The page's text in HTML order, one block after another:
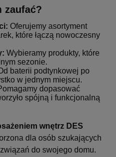
zaufać?
Oferujemy asortyment
które łączą nowoczesny
Wybieramy produkty, które
sezonie.
baterii podtynkowej po
w jednym miejscu.
dopasować
spójną i funkcjonalną
wnętrz DES
dla osób szukających
do swojego domu.